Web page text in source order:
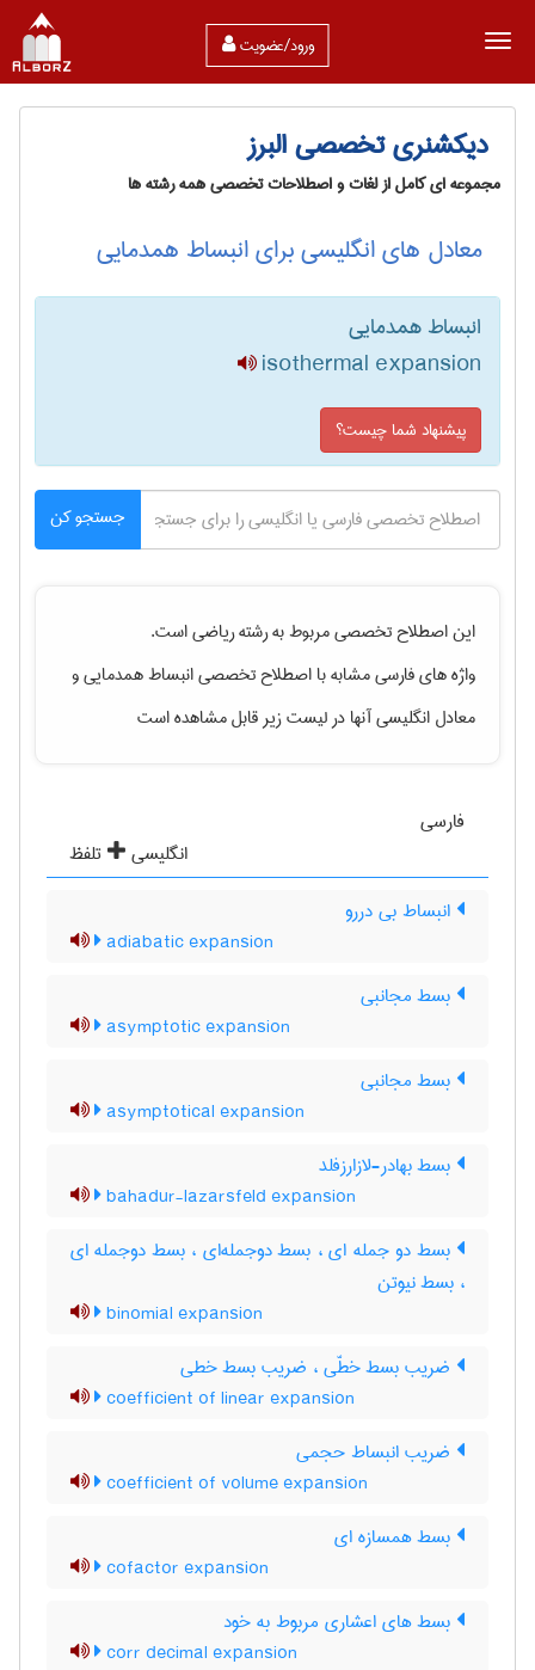
ورود/عضویت
دیکشنری تخصصی البرز
مجموعه ای کامل از لغات و اصطلاحات تخصصی همه رشته ها
معادل های انگلیسی برای انبساط همدمایی
انبساط همدمایی
isothermal expansion
پیشنهاد شما چیست؟
جستجو کن
این اصطلاح تخصصی مربوط به رشتهرياضیاست.
واژه های فارسی مشابه با اصطلاح تخصصیانبساط همدماییو
معادل انگلیسی آنها در لیست زیر قابل مشاهده است
فارسی
انگلیسی
تلفظ
انبساط بی دررو
adiabatic expansion
بسط مجانبی
asymptotic expansion
بسط مجانبی
asymptotical expansion
بسط بهادر-لازارزفلد
bahadur-lazarsfeld expansion
بسط دو جمله ای ، بسط دوجمله‌ای ، بسط دوجمله ای
، بسط نیوتن
binomial expansion
ضریب بسط خطّی ، ضریب بسط خطی
coefficient of linear expansion
ضریب انبساط حجمی
coefficient of volume expansion
بسط همسازه ای
cofactor expansion
بسط های اعشاری مربوط به خود
corr decimal expansion